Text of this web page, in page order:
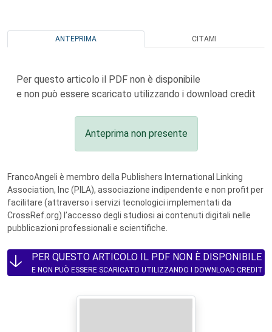
ANTEPRIMA CITAMI
Per questo articolo il PDF non è disponibile
e non può essere scaricato utilizzando i download credit
Anteprima non presente
FrancoAngeli è membro della Publishers International Linking
Association, Inc (PILA), associazione indipendente e non profit per
facilitare (attraverso i servizi tecnologici implementati da
CrossRef.org) l’accesso degli studiosi ai contenuti digitali nelle
pubblicazioni professionali e scientifiche.
PER QUESTO ARTICOLO IL PDF NON È DISPONIBILE
E NON PUÒ ESSERE SCARICATO UTILIZZANDO I DOWNLOAD CREDIT